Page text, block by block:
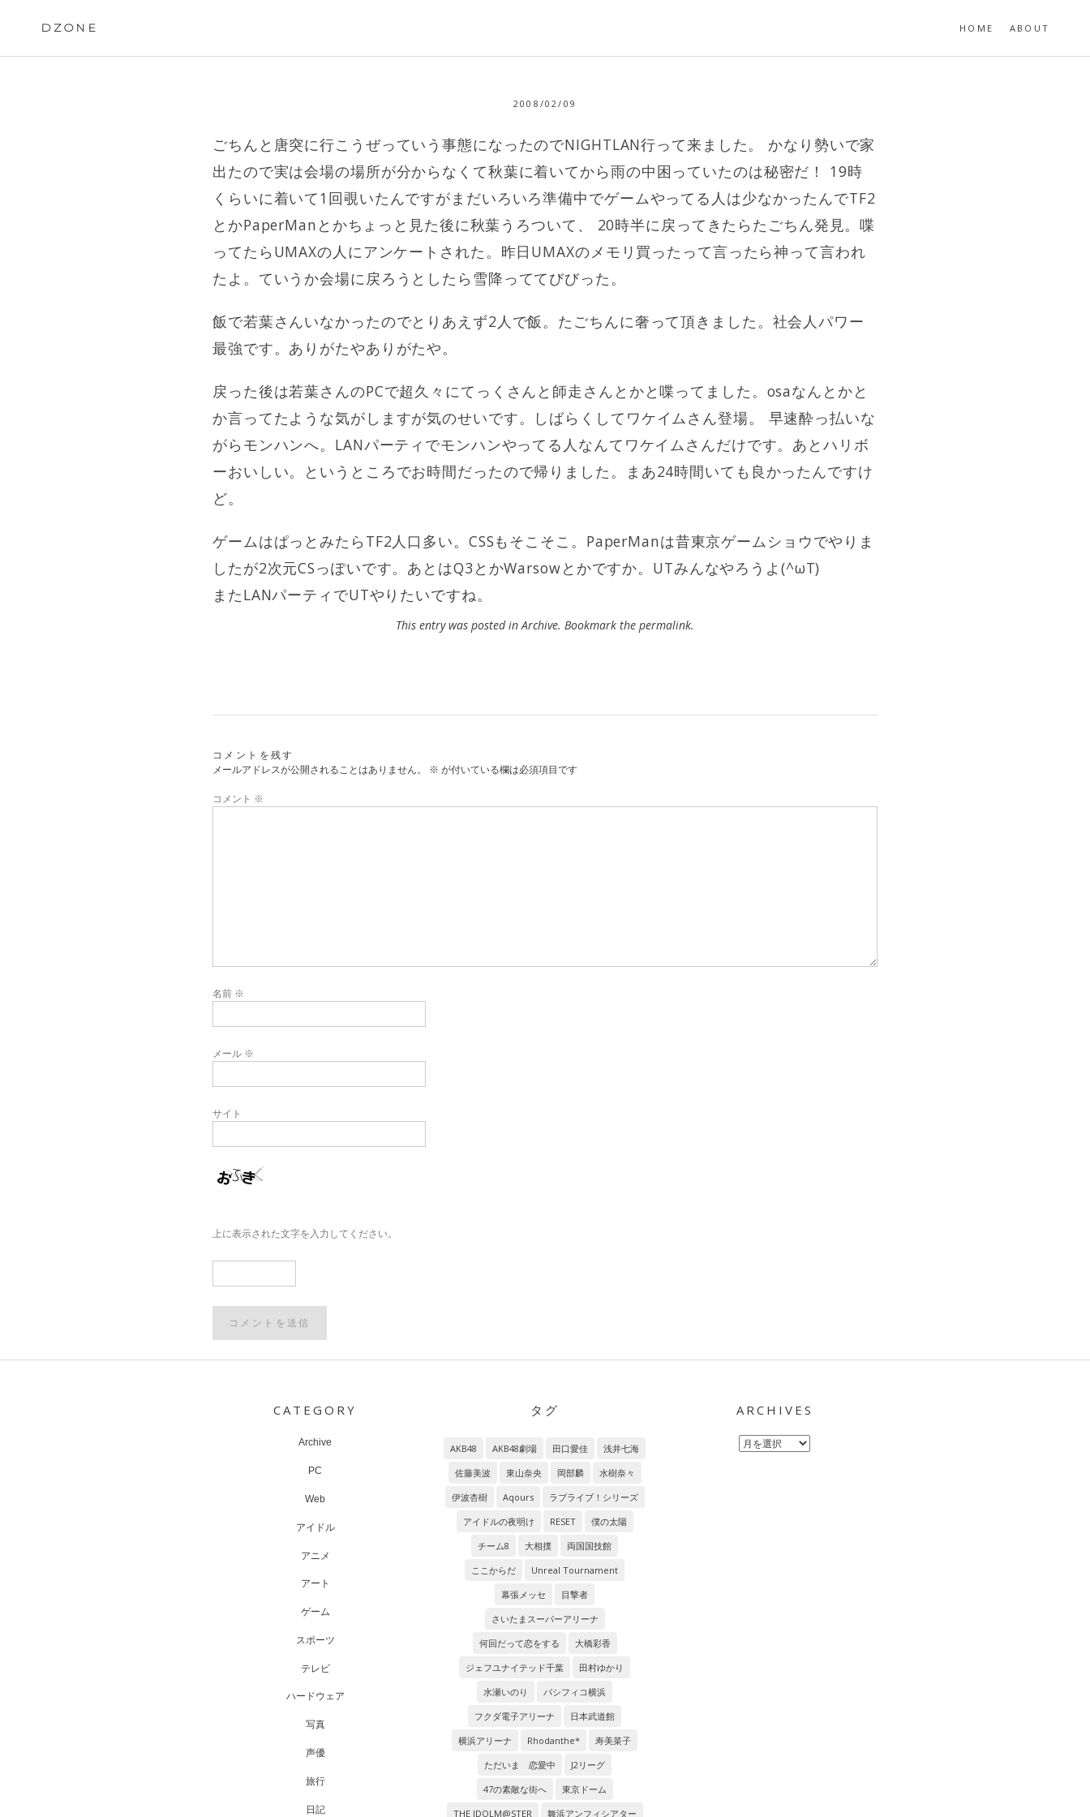
DZONE HOME ABOUT
2008/02/09
ごちんと唐突に行こうぜっていう事態になったのでNIGHTLAN行って来ました。 かなり勢いで家
出たので実は会場の場所が分からなくて秋葉に着いてから雨の中困っていたのは秘密だ！ 19時
くらいに着いて1回覗いたんですがまだいろいろ準備中でゲームやってる人は少なかったんでTF2
とかPaperManとかちょっと見た後に秋葉うろついて、 20時半に戻ってきたらたごちん発見。喋
ってたらUMAXの人にアンケートされた。昨日UMAXのメモリ買ったって言ったら神って言われ
たよ。ていうか会場に戻ろうとしたら雪降っててびびった。
飯で若葉さんいなかったのでとりあえず2人で飯。たごちんに奢って頂きました。社会人パワー
最強です。ありがたやありがたや。
戻った後は若葉さんのPCで超久々にてっくさんと師走さんとかと喋ってました。osaなんとかと
か言ってたような気がしますが気のせいです。しばらくしてワケイムさん登場。 早速酔っ払いな
がらモンハンへ。LANパーティでモンハンやってる人なんてワケイムさんだけです。あとハリボ
ーおいしい。というところでお時間だったので帰りました。まあ24時間いても良かったんですけ
ど。
ゲームはぱっとみたらTF2人口多い。CSSもそこそこ。PaperManは昔東京ゲームショウでやりま
したが2次元CSっぽいです。あとはQ3とかWarsowとかですか。UTみんなやろうよ(^ωT)
またLANパーティでUTやりたいですね。
This entry was posted inArchive. Bookmark the permalink.
コメントを残す
メールアドレスが公開されることはありません。
※ が付いている欄は必須項目です
コメント ※
名前 ※
メール ※
サイト
上に表示された文字を入力してください。
CATEGORY
Archive
PC
Web
アイドル
アニメ
アート
ゲーム
スポーツ
テレビ
ハードウェア
写真
声優
旅行
日記
タグ
AKB48 AKB48劇場 田口愛佳
浅井七海
佐藤美波
東山奈央 岡部麟
水樹奈々
伊波杏樹
Aqours
ラブライブ！シリーズ
アイドルの夜明け
RESET
僕の太陽
チーム8
大相撲
両国国技館
ここからだ
Unreal Tournament
幕張メッセ
目撃者
さいたまスーパーアリーナ
何回だって恋をする
大橋彩香
ジェフユナイテッド千葉
田村ゆかり
水瀬いのり
パシフィコ横浜
フクダ電子アリーナ
日本武道館
横浜アリーナ
Rhodanthe*
寿美菜子
ただいま 恋愛中
J2リーグ
47の素敵な街へ
東京ドーム
THE IDOLM@STER
舞浜アンフィシアター
ARCHIVES
Archives